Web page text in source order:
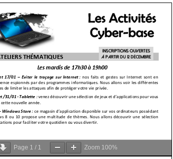
Page 1 / 1 Zoom 100%